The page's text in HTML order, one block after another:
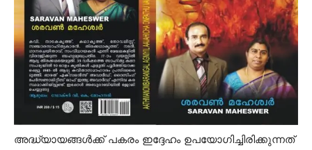
അദ്ധ്യായങ്ങൾക്ക് പകരം ഇദ്ദേഹം ഉപയോഗിച്ചിരിക്കുന്നത്